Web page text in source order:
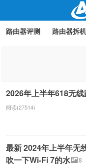
路由器评测 路由器拆机
2026年上半年618无
阅读(27514)
最新 2024年上半年无
吹一下Wi-Fi 7的水
8